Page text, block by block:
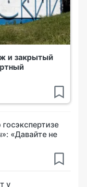
и закрытый
«Давайте не
у